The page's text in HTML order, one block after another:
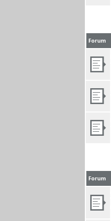
Forum
Forum